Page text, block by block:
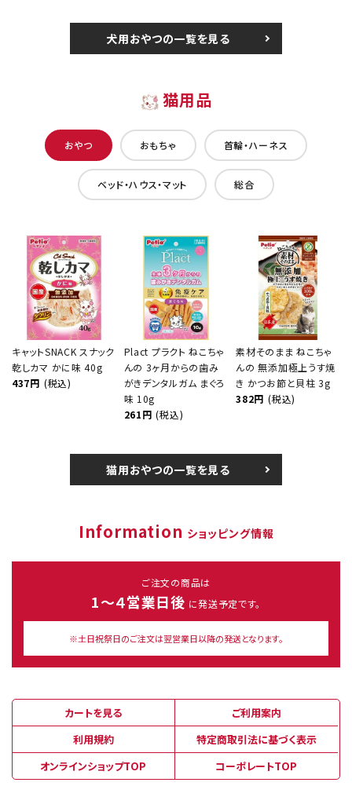
犬用おやつの一覧を見る
猫用品
おやつ おもちゃ 首輪・ハーネス
ベッド・ハウス・マット 総合
キャットSNACK スナック
乾しカマ かに味 40g
437円 (税込)
Plact プラクト ねこちゃ
んの 3ヶ月からの歯み
がきデンタルガム まぐろ
味 10g
261円 (税込)
素材そのまま ねこちゃ
んの 無添加極上うす焼
き かつお節と貝柱 3g
382円 (税込)
猫用おやつの一覧を見る
Information ショッピング情報
ご注文の商品は
1～４営業日後 に発送予定です。
※土日祝祭日のご注文は翌営業日以降の発送となります。
カートを見る
ご利用案内
利用規約
特定商取引法に基づく表示
オンラインショップTOP
コーポレートTOP